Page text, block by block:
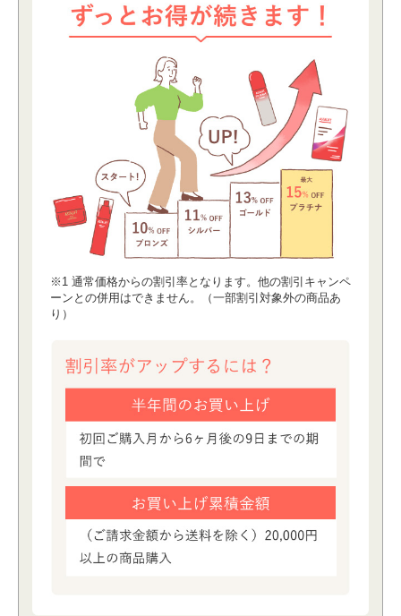
※1 通常価格からの割引率となります。他の割引キャンペ
ーンとの併⽤はできません。（⼀部割引対象外の商品あ
り）